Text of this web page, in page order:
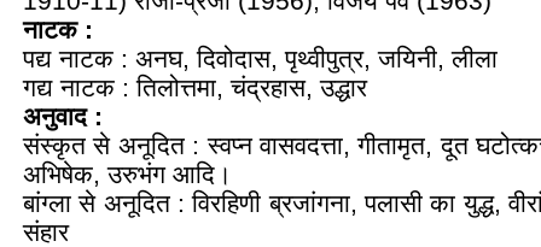
नाटक :
पद्य नाटक : अनघ, दिवोदास, पृथ्वीपुत्र, जयिनी, लीला
गद्य नाटक : तिलोत्तमा, चंद्रहास, उद्धार
अनुवाद :
संस्कृत से अनूदित : स्वप्न वासवदत्ता, गीतामृत, दूत
अभिषेक, उरुभंग आदि।
बांग्ला से अनूदित : विरहिणी ब्रजांगना, पलासी का युद्ध,
संहार